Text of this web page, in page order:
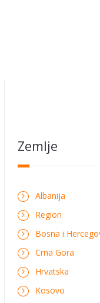
Zemlje
Albanija
Region
Bosna i
Crna Gora
Hrvatska
Kosovo